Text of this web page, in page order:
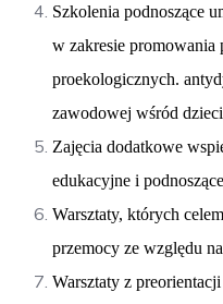
Szkolenia podnoszące
w zakresie promowania
proekologicznych.
zawodowej wśród dzieci
Zajęcia dodatkowe
edukacyjne i
Warsztaty, których
przemocy ze względu
Warsztaty z